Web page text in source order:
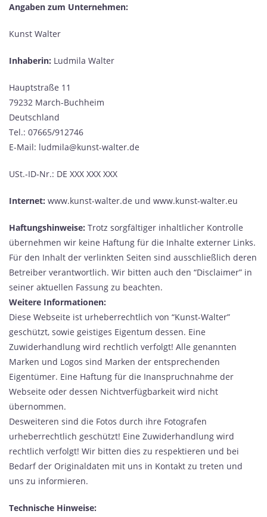
Angaben zum Unternehmen:
Kunst Walter
Inhaberin: Ludmila Walter
Hauptstraße 11
79232 March-Buchheim
Deutschland
Tel.: 07665/912746
E-Mail: ludmila@kunst-walter.de
USt.-ID-Nr.: DE XXX XXX XXX
Internet: www.kunst-walter.de und www.kunst-walter.eu
Haftungshinweise: Trotz sorgfältiger inhaltlicher Kontrolle
übernehmen wir keine Haftung für die Inhalte externer Links.
Für den Inhalt der verlinkten Seiten sind ausschließlich deren
Betreiber verantwortlich. Wir bitten auch den “Disclaimer” in
seiner aktuellen Fassung zu beachten.
Weitere Informationen:
Diese Webseite ist urheberrechtlich von “Kunst-Walter”
geschützt, sowie geistiges Eigentum dessen. Eine
Zuwiderhandlung wird rechtlich verfolgt! Alle genannten
Marken und Logos sind Marken der entsprechenden
Eigentümer. Eine Haftung für die Inanspruchnahme der
Webseite oder dessen Nichtverfügbarkeit wird nicht
übernommen.
Desweiteren sind die Fotos durch ihre Fotografen
urheberrechtlich geschützt! Eine Zuwiderhandlung wird
rechtlich verfolgt! Wir bitten dies zu respektieren und bei
Bedarf der Originaldaten mit uns in Kontakt zu treten und
uns zu informieren.
Technische Hinweise: